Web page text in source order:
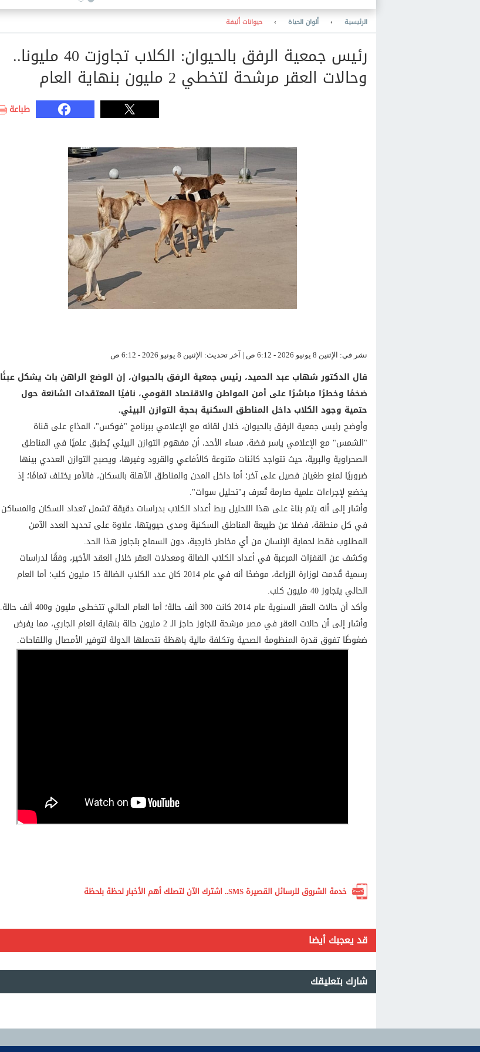
الرئيسية › ألوان الحياة › حيوانات أليفة
رئيس جمعية الرفق بالحيوان: الكلاب تجاوزت 40 مليونا..
وحالات العقر مرشحة لتخطي 2 مليون بنهاية العام
طباعة
نشر في: الإثنين 8 يونيو 2026 - 6:12 ص | آخر تحديث: الإثنين 8 يونيو 2026 - 6:12 ص
قال الدكتور شهاب عبد الحميد، رئيس جمعية الرفق بالحيوان، إن الوضع الراهن بات يشكل عبئًا
ضخمًا وخطرًا مباشرًا على أمن المواطن والاقتصاد القومي، نافيًا المعتقدات الشائعة حول
حتمية وجود الكلاب داخل المناطق السكنية بحجة التوازن البيئي.
وأوضح رئيس جمعية الرفق بالحيوان، خلال لقائه مع الإعلامي ببرنامج "فوكس"، المذاع على قناة
"الشمس" مع الإعلامي ياسر فضة، مساء الأحد، أن مفهوم التوازن البيئي يُطبق علميًا في المناطق
الصحراوية والبرية، حيث تتواجد كائنات متنوعة كالأفاعي والقرود وغيرها، ويصبح التوازن العددي بينها
ضروريًا لمنع طغيان فصيل على آخر؛ أما داخل المدن والمناطق الآهلة بالسكان، فالأمر يختلف تمامًا؛ إذ
يخضع لإجراءات علمية صارمة تُعرف بـ"تحليل سوات".
وأشار إلى أنه يتم بناءً على هذا التحليل ربط أعداد الكلاب بدراسات دقيقة تشمل تعداد السكان والمساكن
في كل منطقة، فضلا عن طبيعة المناطق السكنية ومدى حيويتها، علاوة على تحديد العدد الآمن
المطلوب فقط لحماية الإنسان من أي مخاطر خارجية، دون السماح بتجاوز هذا الحد.
وكشف عن القفزات المرعبة في أعداد الكلاب الضالة ومعدلات العقر خلال العقد الأخير، وفقًا لدراسات
رسمية قُدمت لوزارة الزراعة، موضحًا أنه في عام 2014 كان عدد الكلاب الضالة 15 مليون كلب؛ أما العام
الحالي يتجاوز 40 مليون كلب.
وأكد أن حالات العقر السنوية عام 2014 كانت 300 ألف حالة؛ أما العام الحالي تتخطى مليون و400 ألف حالة.
وأشار إلى أن حالات العقر في مصر مرشحة لتجاوز حاجز الـ 2 مليون حالة بنهاية العام الجاري، مما يفرض
ضغوطًا تفوق قدرة المنظومة الصحية وتكلفة مالية باهظة تتحملها الدولة لتوفير الأمصال واللقاحات.
خدمة الشروق للرسائل القصيرة SMS.. اشترك الآن لتصلك أهم الأخبار لحظة بلحظة
قد يعجبك أيضا
شارك بتعليقك